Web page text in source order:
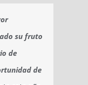
su fruto
de
de